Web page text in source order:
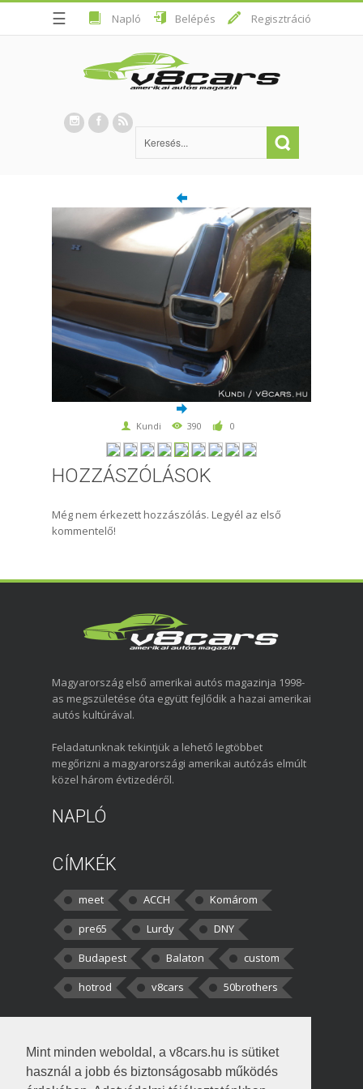
Mint minden weboldal, a v8cars.hu is sütiket
használ a jobb és biztonságosabb működés
☰ Napló Belépés Regisztráció
Kundi 390 0
HOZZÁSZÓLÁSOK
Még nem érkezett hozzászólás. Legyél az első
kommentelő!
Magyarország első amerikai autós magazinja 1998-
as megszületése óta együtt fejlődik a hazai amerikai
autós kultúrával.
Feladatunknak tekintjük a lehető legtöbbet
megőrizni a magyarországi amerikai autózás elmúlt
közel három évtizedéről.
NAPLÓ
CÍMKÉK
meet ACCH
Komárom
pre65
Lurdy
DNY
Budapest
Balaton
custom
hotrod
v8cars 50brothers
kortisz:Elszúrtam! Én csak két
darabbaal számoltam. Nem tudtam, hogy fél autót,